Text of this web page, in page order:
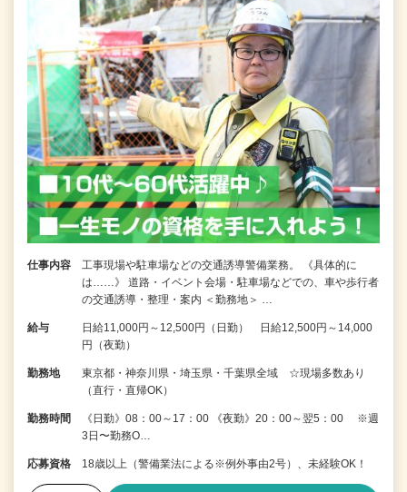
仕事内容
工事現場や駐車場などの交通誘導警備業務。 《具体的に
は……》 道路・イベント会場・駐車場などでの、車や歩行者
の交通誘導・整理・案内 ＜勤務地＞ …
給与
日給11,000円～12,500円（日勤） 日給12,500円～14,000
円（夜勤）
勤務地
東京都・神奈川県・埼玉県・千葉県全域 ☆現場多数あり
（直行・直帰OK）
勤務時間
《日勤》08：00～17：00 《夜勤》20：00～翌5：00 ※週
3日〜勤務O…
応募資格 18歳以上（警備業法による※例外事由2号）、未経験OK！